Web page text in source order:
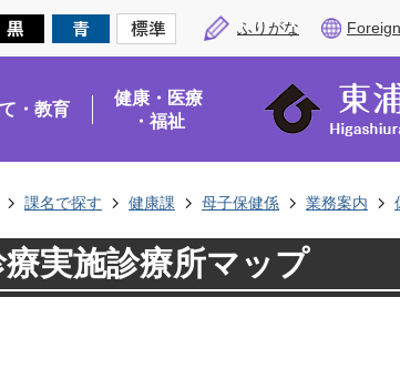
ふりがな
・教育
健康・医療
・福祉
課名で探す 健康課 母子保健係 業務案内
実施診療所マップ